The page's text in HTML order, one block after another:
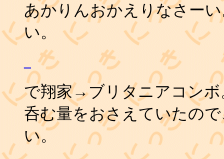
あかりんおかえりなさー
い。
で翔家→ブリタニアコンボ
呑む量をおさえていたの
い。